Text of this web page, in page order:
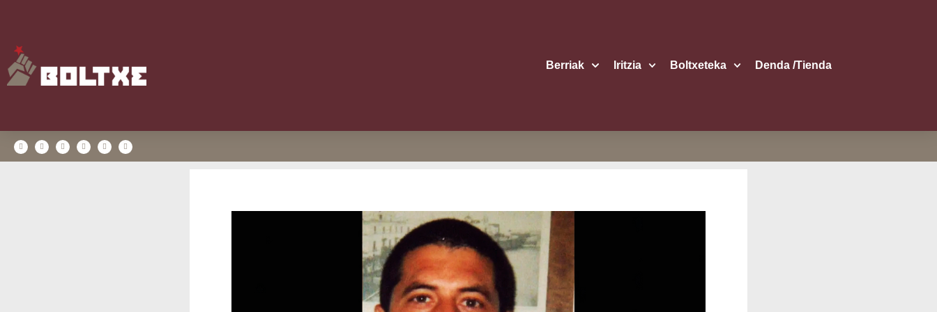
Berriak Iritzia Boltxe­te­ka Den­da /​Tien­da